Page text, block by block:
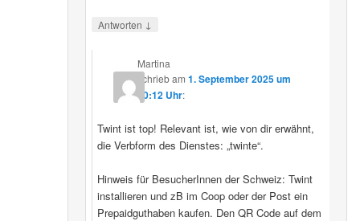
Antworten ↓
Martina
schriebam1. September 2025 um
20:12 Uhr:
Twint ist top! Relevant ist, wie von dir erwähnt,
die Verbform des Dienstes: „twinte“.
Hinweis für BesucherInnen der Schweiz: Twint
installieren und zB im Coop oder der Post ein
Prepaidguthaben kaufen. Den QR Code auf dem